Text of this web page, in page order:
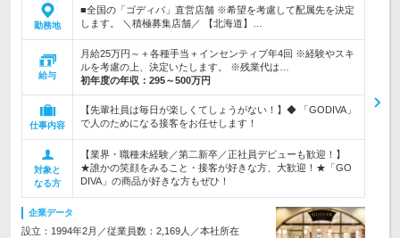
勤務地
■全国の「ゴディバ」直営店舗 ※希望を考慮して配属先を決定
します。 ＼積極募集店舗／ 【北海道】…
給与
月給25万円～＋各種手当＋インセンティブ年4回 ※経験やスキ
ルを考慮の上、決定いたします。 ※残業代は…
初年度の年収： 295～500万円
仕事内容
【先輩社員は毎日が楽しくてしょうがない！】◆ 「GODIVA」
で人のためになる接客をお任せします！
対象と
なる方
【業界・職種未経験／第二新卒／正社員デビューも歓迎！】
★誰かの笑顔をみること・接客が好きな方、大歓迎！★「GO
DIVA」の商品が好きな方もぜひ！
企業データ
設立：1994年2月／従業員数：2,169人／本社所在